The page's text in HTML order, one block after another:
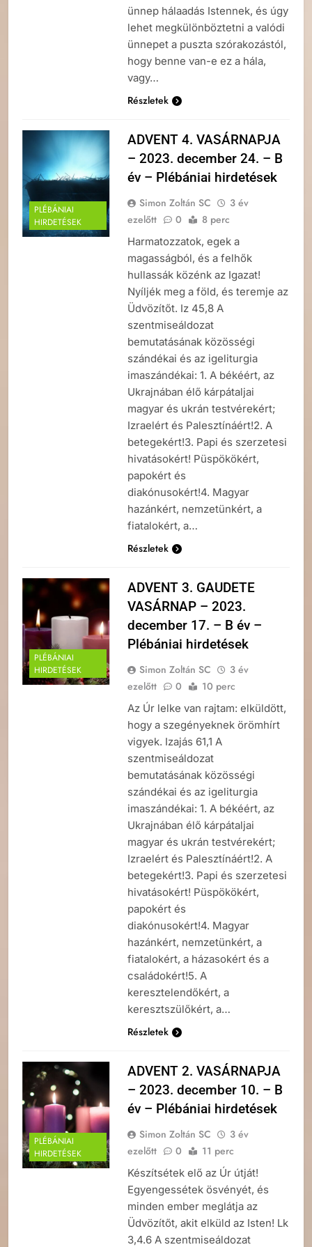
ünnep hálaadás Istennek, és úgy
lehet megkülönböztetni a valódi
ünnepet a puszta szórakozástól,
hogy benne van-e ez a hála,
vagy…
Részletek
PLÉBÁNIAI
HIRDETÉSEK
ADVENT 4. VASÁRNAPJA
– 2023. december 24. – B
év – Plébániai hirdetések
Simon Zoltán SC
3 év
ezelőtt
0 8 perc
Harmatozzatok, egek a
magasságból, és a felhők
hullassák közénk az Igazat!
Nyíljék meg a föld, és teremje az
Üdvözítőt. Iz 45,8 A
szentmiseáldozat
bemutatásának közösségi
szándékai és az igeliturgia
imaszándékai: 1. A békéért, az
Ukrajnában élő kárpátaljai
magyar és ukrán testvérekért;
Izraelért és Palesztínáért!2. A
betegekért!3. Papi és szerzetesi
hivatásokért! Püspökökért,
papokért és
diakónusokért!4. Magyar
hazánkért, nemzetünkért, a
fiatalokért, a…
Részletek
PLÉBÁNIAI
HIRDETÉSEK
ADVENT 3. GAUDETE
VASÁRNAP – 2023.
december 17. – B év –
Plébániai hirdetések
Simon Zoltán SC
3 év
ezelőtt
0 10 perc
Az Úr lelke van rajtam: elküldött,
hogy a szegényeknek örömhírt
vigyek. Izajás 61,1 A
szentmiseáldozat
bemutatásának közösségi
szándékai és az igeliturgia
imaszándékai: 1. A békéért, az
Ukrajnában élő kárpátaljai
magyar és ukrán testvérekért;
Izraelért és Palesztínáért!2. A
betegekért!3. Papi és szerzetesi
hivatásokért! Püspökökért,
papokért és
diakónusokért!4. Magyar
hazánkért, nemzetünkért, a
fiatalokért, a házasokért és a
családokért!5. A
keresztelendőkért, a
keresztszülőkért, a…
Részletek
PLÉBÁNIAI
HIRDETÉSEK
ADVENT 2. VASÁRNAPJA
– 2023. december 10. – B
év – Plébániai hirdetések
Simon Zoltán SC
3 év
ezelőtt
0 11 perc
Készítsétek elő az Úr útját!
Egyengessétek ösvényét, és
minden ember meglátja az
Üdvözítőt, akit elküld az Isten! Lk
3,4.6 A szentmiseáldozat